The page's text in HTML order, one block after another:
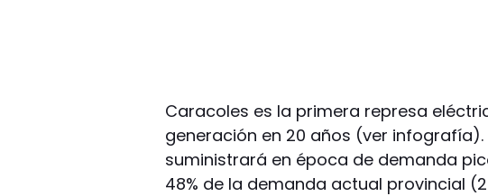
Caracoles es la primera represa
generación en 20 años (ver infografía).
suministrará en época de demanda
48% de la demanda actual provincial